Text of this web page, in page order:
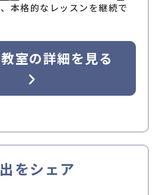
本格的なレッスンを継続で
室の詳細を見る
をシェア